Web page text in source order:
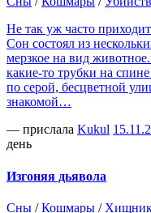
Не так уж часто
Сон состоял из
мерзкое на вид
какие-то трубки на
по серой, бесцветной
знакомой…
— прислала Kukul
день
Изгоняя дьявола
Сны /Кошмары /